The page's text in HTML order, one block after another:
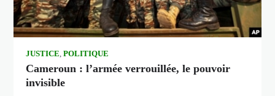
JUSTICE,POLITIQUE
Cameroun : l’armée verrouillée, le pouvoir
invisible